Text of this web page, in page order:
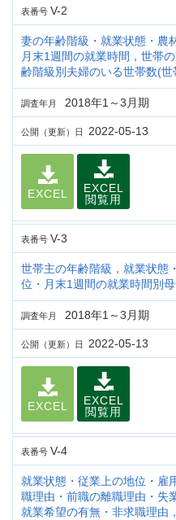
表番号 V-2
妻の年齢階級・就業状態・農
月末1週間の就業時間，世帯
齢階級別夫婦のいる世帯数(
調査年月 2018年1～3月期
公開（更新）日 2022-05-13
EXCEL
EXCEL
閲覧用
表番号 V-3
世帯主の年齢階級，就業状態
位・月末1週間の就業時間別
調査年月 2018年1～3月期
公開（更新）日 2022-05-13
EXCEL
EXCEL
閲覧用
表番号 V-4
就業状態・従業上の地位・雇
職理由・前職の離職理由・失
就業希望の有無・非求職理由